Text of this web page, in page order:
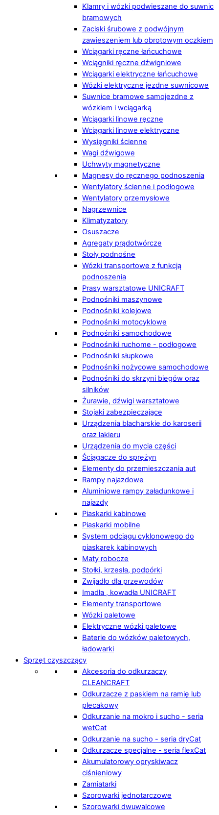
Klamry i wózki podwieszane do suwnic
bramowych
Zaciski śrubowe z podwójnym
zawieszeniem lub obrotowym oczkiem
Wciągarki ręczne łańcuchowe
Wciągniki ręczne dźwigniowe
Wciągarki elektryczne łańcuchowe
Wózki elektryczne jezdne suwnicowe
Suwnice bramowe samojezdne z
wózkiem i wciągarką
Wciągarki linowe ręczne
Wciągarki linowe elektryczne
Wysięgniki ścienne
Wagi dźwigowe
Uchwyty magnetyczne
Magnesy do ręcznego podnoszenia
Wentylatory ścienne i podłogowe
Wentylatory przemysłowe
Nagrzewnice
Klimatyzatory
Osuszacze
Agregaty prądotwórcze
Stoły podnośne
Wózki transportowe z funkcją
podnoszenia
Prasy warsztatowe UNICRAFT
Podnośniki maszynowe
Podnośniki kolejowe
Podnośniki motocyklowe
Podnośniki samochodowe
Podnośniki ruchome - podłogowe
Podnośniki słupkowe
Podnośniki nożycowe samochodowe
Podnośniki do skrzyni biegów oraz
silników
Żurawie, dźwigi warsztatowe
Stojaki zabezpieczające
Urządzenia blacharskie do karoserii
oraz lakieru
Urządzenia do mycia części
Ściągacze do sprężyn
Elementy do przemieszczania aut
Rampy najazdowe
Aluminiowe rampy załadunkowe i
najazdy
Piaskarki kabinowe
Piaskarki mobilne
System odciągu cyklonowego do
piaskarek kabinowych
Maty robocze
Stołki, krzesła, podpórki
Zwijadło dla przewodów
Imadła , kowadła UNICRAFT
Elementy transportowe
Wózki paletowe
Elektryczne wózki paletowe
Baterie do wózków paletowych,
ładowarki
Sprzęt czyszczący
Akcesoria do odkurzaczy
CLEANCRAFT
Odkurzacze z paskiem na ramię lub
plecakowy
Odkurzanie na mokro i sucho - seria
wetCat
Odkurzanie na sucho - seria dryCat
Odkurzacze specjalne - seria flexCat
Akumulatorowy opryskiwacz
ciśnieniowy
Zamiatarki
Szorowarki jednotarczowe
Szorowarki dwuwalcowe